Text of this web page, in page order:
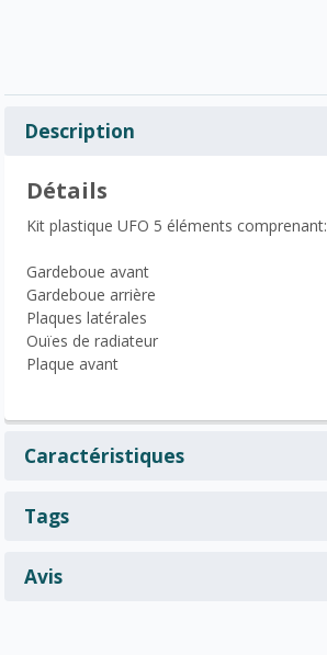
Description
Détails
Kit plastique UFO 5 éléments comprenant:
Gardeboue avant
Gardeboue arrière
Plaques latérales
Ouïes de radiateur
Plaque avant
Caractéristiques
Tags
Avis